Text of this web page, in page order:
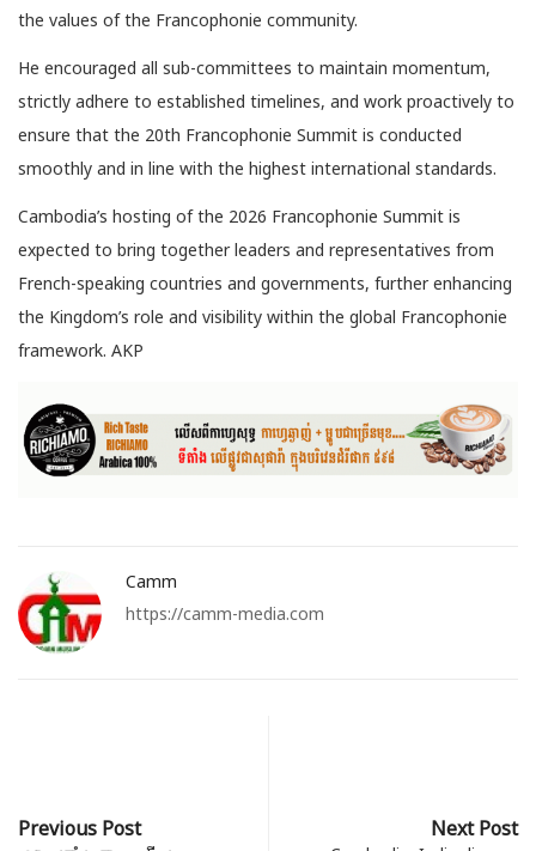
the values of the Francophonie community.
He encouraged all sub-committees to maintain momentum,
strictly adhere to established timelines, and work proactively to
ensure that the 20th Francophonie Summit is conducted
smoothly and in line with the highest international standards.
Cambodia’s hosting of the 2026 Francophonie Summit is
expected to bring together leaders and representatives from
French-speaking countries and governments, further enhancing
the Kingdom’s role and visibility within the global Francophonie
framework. AKP
Camm
https://camm-media.com
Previous Post Next Post